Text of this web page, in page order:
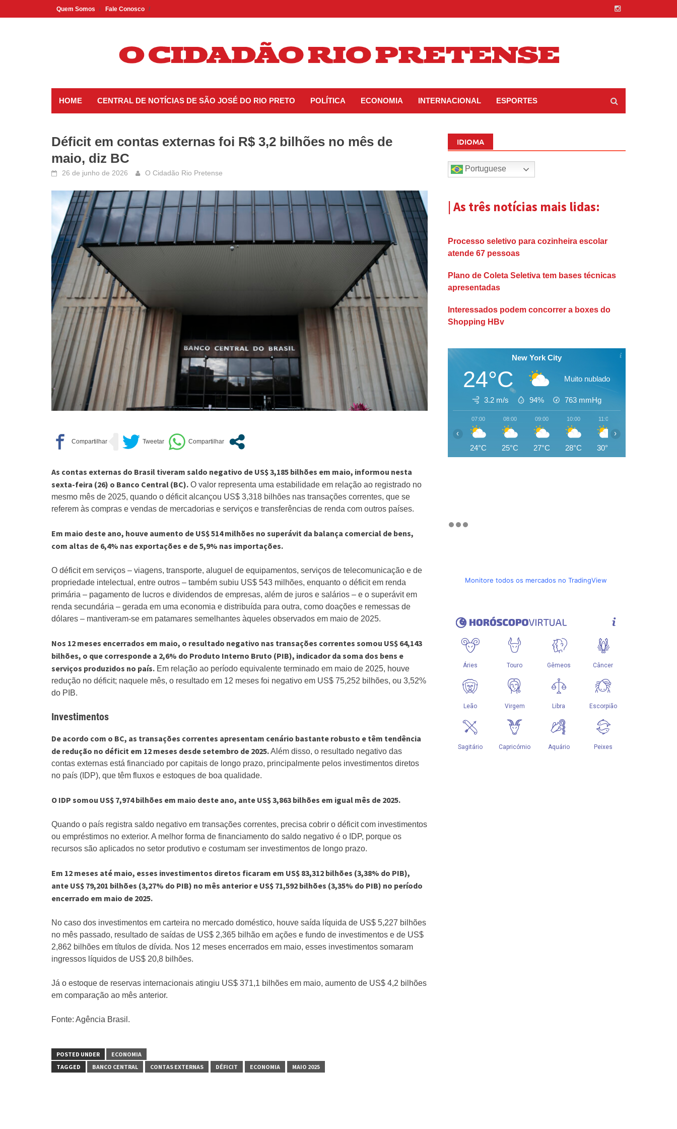
to
Quem Somos Fale Conosco
HOME CENTRAL DE NOTÍCIAS DE SÃO JOSÉ DO RIO PRETO POLÍTICA ECONOMIA INTERNACIONAL ESPORTES
Déficit em contas externas foi R$ 3,2 bilhões no mês de
maio, diz BC
26 de junho de 2026 O Cidadão Rio Pretense
As contas externas do Brasil tiveram saldo negativo de US$ 3,185 bilhões em maio, informou nesta
sexta-feira (26) o Banco Central (BC). O valor representa uma estabilidade em relação ao registrado no
mesmo mês de 2025, quando o déficit alcançou US$ 3,318 bilhões nas transações correntes, que se
referem às compras e vendas de mercadorias e serviços e transferências de renda com outros países.
Em maio deste ano, houve aumento de US$ 514 milhões no superávit da balança comercial de bens,
com altas de 6,4% nas exportações e de 5,9% nas importações.
O déficit em serviços – viagens, transporte, aluguel de equipamentos, serviços de telecomunicação e de
propriedade intelectual, entre outros – também subiu US$ 543 milhões, enquanto o déficit em renda
primária – pagamento de lucros e dividendos de empresas, além de juros e salários – e o superávit em
renda secundária – gerada em uma economia e distribuída para outra, como doações e remessas de
dólares – mantiveram-se em patamares semelhantes àqueles observados em maio de 2025.
Nos 12 meses encerrados em maio, o resultado negativo nas transações correntes somou US$ 64,143
bilhões, o que corresponde a 2,6% do Produto Interno Bruto (PIB), indicador da soma dos bens e
serviços produzidos no país. Em relação ao período equivalente terminado em maio de 2025, houve
redução no déficit; naquele mês, o resultado em 12 meses foi negativo em US$ 75,252 bilhões, ou 3,52%
do PIB.
Investimentos
De acordo com o BC, as transações correntes apresentam cenário bastante robusto e têm tendência
de redução no déficit em 12 meses desde setembro de 2025.Além disso, o resultado negativo das
contas externas está financiado por capitais de longo prazo, principalmente pelos investimentos diretos
no país (IDP), que têm fluxos e estoques de boa qualidade.
O IDP somou US$ 7,974 bilhões em maio deste ano, ante US$ 3,863 bilhões em igual mês de 2025.
Quando o país registra saldo negativo em transações correntes, precisa cobrir o déficit com investimentos
ou empréstimos no exterior. A melhor forma de financiamento do saldo negativo é o IDP, porque os
recursos são aplicados no setor produtivo e costumam ser investimentos de longo prazo.
Em 12 meses até maio, esses investimentos diretos ficaram em US$ 83,312 bilhões (3,38% do PIB),
ante US$ 79,201 bilhões (3,27% do PIB) no mês anterior e US$ 71,592 bilhões (3,35% do PIB) no período
encerrado em maio de 2025.
No caso dos investimentos em carteira no mercado doméstico, houve saída líquida de US$ 5,227 bilhões
no mês passado, resultado de saídas de US$ 2,365 bilhão em ações e fundo de investimentos e de US$
2,862 bilhões em títulos de dívida. Nos 12 meses encerrados em maio, esses investimentos somaram
ingressos líquidos de US$ 20,8 bilhões.
Já o estoque de reservas internacionais atingiu US$ 371,1 bilhões em maio, aumento de US$ 4,2 bilhões
em comparação ao mês anterior.
Fonte: Agência Brasil.
POSTED UNDER
ECONOMIA
TAGGED
BANCO CENTRAL CONTAS EXTERNAS DÉFICIT ECONOMIA MAIO 2025
IDIOMA
Portuguese
| As três notícias mais lidas:
Processo seletivo para cozinheira escolar
atende 67 pessoas
Plano de Coleta Seletiva tem bases técnicas
apresentadas
Interessados podem concorrer a boxes do
Shopping HBv
New York City
24°C Muito nublado
3.2 m/s 94% 763 mmHg
07:00
24°C
08:00
25°C
09:00
27°C
10:00
28°C
11:00
30°C
‹ ›
Monitore todos os mercados no TradingView